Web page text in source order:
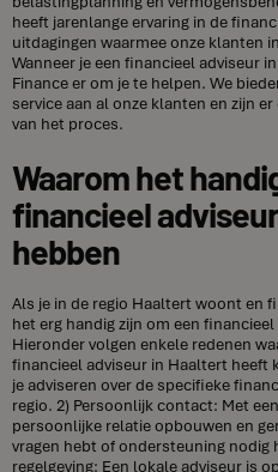
heeft jarenlange ervaring in de
uitdagingen waarmee onze klanten
Wanneer je een financieel adviseur
Finance er om je te helpen. We
service aan al onze klanten en zijn
van het proces.
Waarom het
financieel
hebben
Als je in de regio Haaltert woont en
het erg handig zijn om een
Hieronder volgen enkele redenen
financieel adviseur in Haaltert heeft
je adviseren over de specifieke
regio. 2) Persoonlijk contact: Met
persoonlijke relatie opbouwen en
vragen hebt of ondersteuning nodig
regelgeving: Een lokale adviseur is